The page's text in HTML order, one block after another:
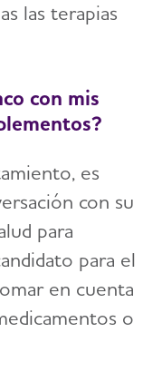
las terapias
con mis
es
con su
para
para el
en cuenta
o